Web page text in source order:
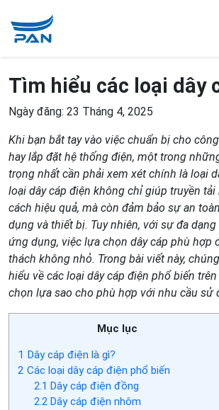
Tìm hiểu các loại dây
Ngày đăng: 23 Tháng 4, 2025
Khi bạn bắt tay vào việc chuẩn bị cho
hay lắp đặt hệ thống điện, một trong
trọng nhất cần phải xem xét chính là loại
loại dây cáp điện không chỉ giúp truyền
cách hiệu quả, mà còn đảm bảo sự an
dụng và thiết bị. Tuy nhiên, với sự đa
ứng dụng, việc lựa chọn dây cáp phù hợp
thách không nhỏ. Trong bài viết này,
hiểu về các loại dây cáp điện phổ biến
chọn lựa sao cho phù hợp với nhu cầu sử
Mục lục
1 Dây cáp điện là gì?
2 Các loại dây cáp điện phổ biến
2.1 Dây cáp điện đồng
2.2Dây cáp điện nhôm